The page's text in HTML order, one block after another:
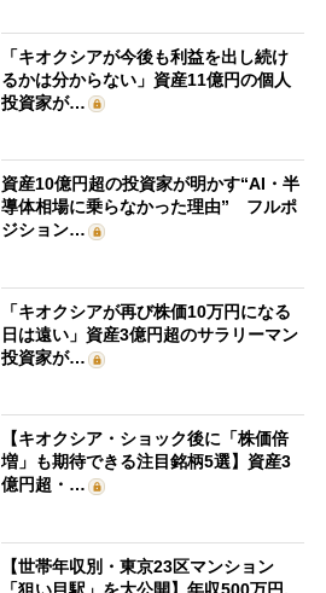
「キオクシアが今後も利益を出し続け
るかは分からない」資産11億円の個人
投資家が…
資産10億円超の投資家が明かす“AI・半
導体相場に乗らなかった理由” フルポ
ジション…
「キオクシアが再び株価10万円になる
日は遠い」資産3億円超のサラリーマン
投資家が…
【キオクシア・ショック後に「株価倍
増」も期待できる注目銘柄5選】資産3
億円超・…
【世帯年収別・東京23区マンション